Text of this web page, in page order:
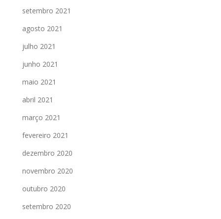
setembro 2021
agosto 2021
julho 2021
junho 2021
maio 2021
abril 2021
março 2021
fevereiro 2021
dezembro 2020
novembro 2020
outubro 2020
setembro 2020